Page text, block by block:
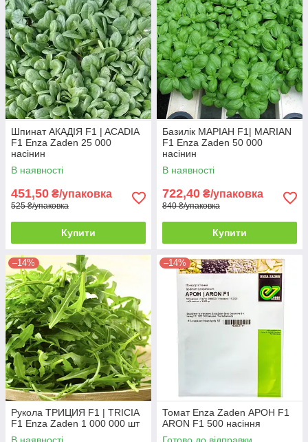
Шпинат АКАДІЯ F1 | ACADIA
F1 Enza Zaden 25 000
насінин
В наявності
451,50 ₴/упаковка
525 ₴/упаковка
Купити
Базилік МАРІАН F1| MARIAN
F1 Enza Zaden 50 000
насінин
В наявності
722,40 ₴/упаковка
840 ₴/упаковка
Купити
–14%
Рукола ТРИЦИЯ F1 | TRICIA
F1 Enza Zaden 1 000 000 шт
В наявності
–14%
Томат Enza Zaden АРОН F1
ARON F1 500 насіння
Готово до відправки